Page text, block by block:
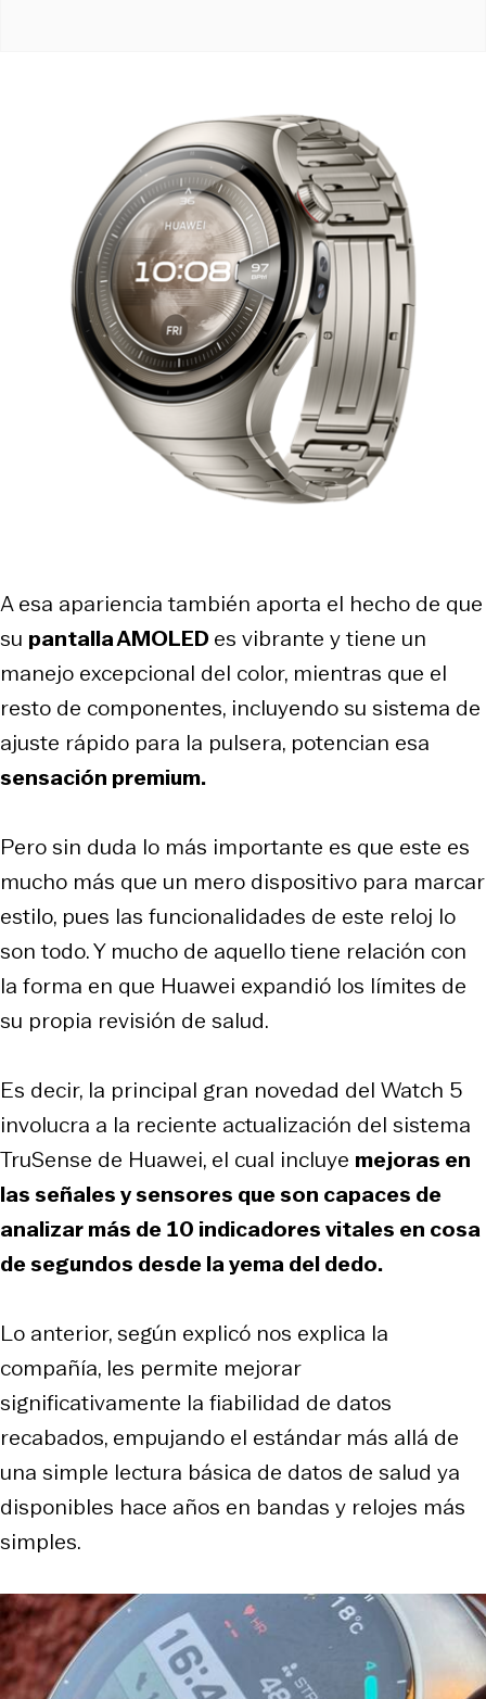
A esa apariencia también aporta el hecho de que
su pantalla AMOLED es vibrante y tiene un
manejo excepcional del color, mientras que el
resto de componentes, incluyendo su sistema de
ajuste rápido para la pulsera, potencian esa
sensación premium.
Pero sin duda lo más importante es que este es
mucho más que un mero dispositivo para marcar
estilo, pues las funcionalidades de este reloj lo
son todo. Y mucho de aquello tiene relación con
la forma en que Huawei expandió los límites de
su propia revisión de salud.
Es decir, la principal gran novedad del Watch 5
involucra a la reciente actualización del sistema
TruSense de Huawei, el cual incluye mejoras en
las señales y sensores que son capaces de
analizar más de 10 indicadores vitales en cosa
de segundos desde la yema del dedo.
Lo anterior, según explicó nos explica la
compañía, les permite mejorar
significativamente la fiabilidad de datos
recabados, empujando el estándar más allá de
una simple lectura básica de datos de salud ya
disponibles hace años en bandas y relojes más
simples.